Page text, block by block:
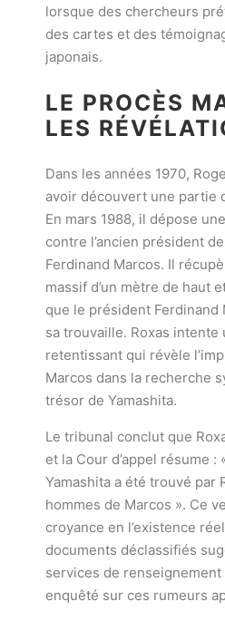
lorsque des chercheurs
des cartes et des
japonais.
LE PROCÈS
LES
Dans les années 1970,
avoir découvert une partie
En mars 1988, il dépose
contre l’ancien président
Ferdinand Marcos. Il
massif d’un mètre de haut
que le président Ferdinand
sa trouvaille. Roxas intente
retentissant qui révèle
Marcos dans la recherche
trésor de Yamashita.
Le tribunal conclut que
et la Cour d’appel résume :
Yamashita a été trouvé par
hommes de Marcos ». Ce
croyance en l’existence
documents déclassifiés
services de
enquêté sur ces rumeurs